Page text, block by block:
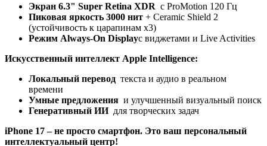
Экран 6.3" Super Retina XDR с ProMotion 120 Гц
Пиковая яркость 3000 нит + Ceramic Shield 2
(устойчивость к царапинам x3)
Режим Always-On Displayс виджетами и Live Activities
Искусственный интеллект Apple Intelligence:
Локальный перевод текста и аудио в реальном
времени
Умные предложения и улучшенный визуальный поиск
Генеративный ИИ для творческих задач
iPhone 17 – не просто смартфон. Это ваш персональный
интеллектуальный центр!